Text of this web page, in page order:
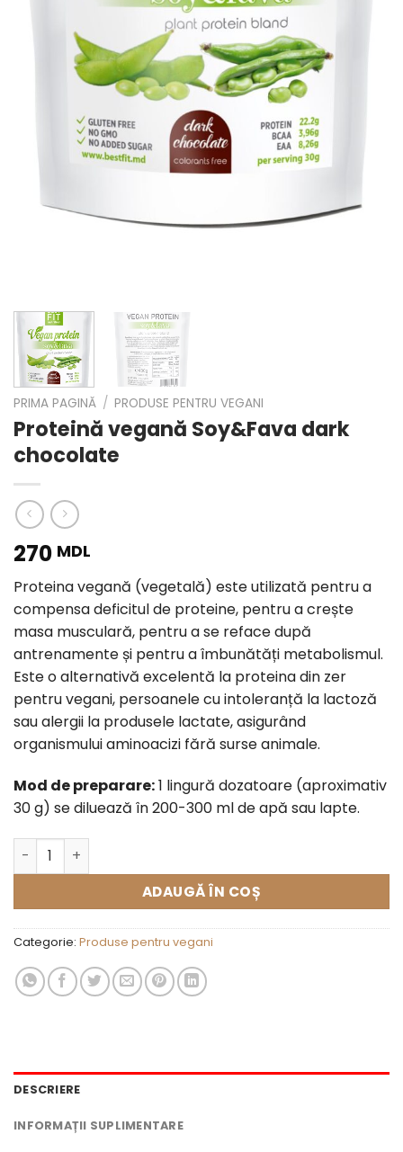
PRIMA PAGINĂ / PRODUSE PENTRU VEGANI
Proteină vegană Soy&Fava dark
chocolate
270 MDL
Proteina vegană (vegetală) este utilizată pentru a
compensa deficitul de proteine, pentru a crește
masa musculară, pentru a se reface după
antrenamente și pentru a îmbunătăți metabolismul.
Este o alternativă excelentă la proteina din zer
pentru vegani, persoanele cu intoleranță la lactoză
sau alergii la produsele lactate, asigurând
organismului aminoacizi fără surse animale.
Mod de preparare:1 lingură dozatoare (aproximativ
30 g) se diluează în 200-300 ml de apă sau lapte.
Cantitate Proteină vegană Soy&Fava dark chocolate
ADAUGĂ ÎN COȘ
Categorie: Produse pentru vegani
DESCRIERE
INFORMAȚII SUPLIMENTARE